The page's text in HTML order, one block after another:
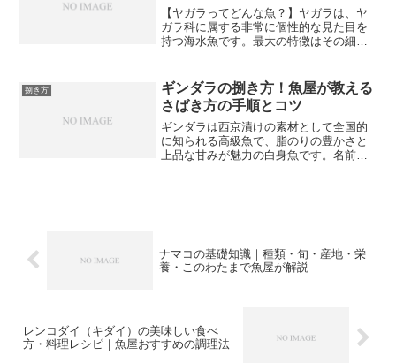
【ヤガラってどんな魚？】ヤガラは、ヤ
ガラ科に属する非常に個性的な見た目を
持つ海水魚です。最大の特徴はその細長
に目を引くのが、口先が細長く管状に伸
びた独特の形です。ま...
捌き方
ギンダラの捌き方！魚屋が教える
さばき方の手順とコツ
ギンダラは西京漬けの素材として全国的
に知られる高級魚で、脂のりの豊かさと
上品な甘みが魅力の白身魚です。名前に
ナマコの基礎知識｜種類・旬・産地・栄
養・このわたまで魚屋が解説
レンコダイ（キダイ）の美味しい食べ
方・料理レシピ｜魚屋おすすめの調理法